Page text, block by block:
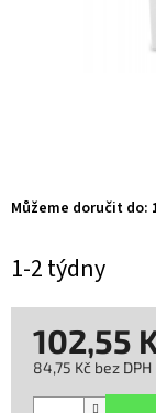
1-2 týdny
Můžeme doručit do:
102,55
84,75 Kč bez DPH